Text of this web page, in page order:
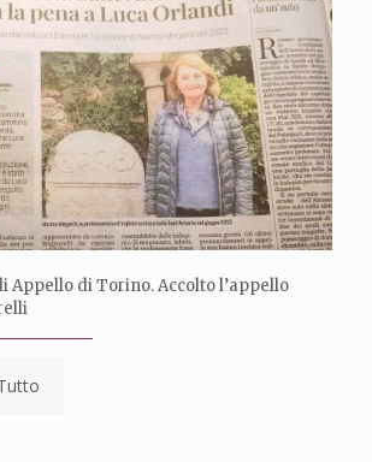
Appello di Torino. Accolto l’appello